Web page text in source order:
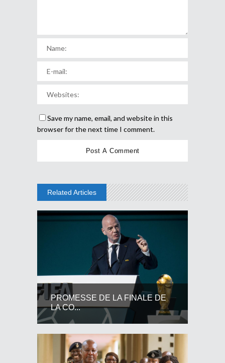
Save my name, email, and website in this
browser for the next time I comment.
Related Articles
PROMESSE DE LA FINALE DE
LA CO...